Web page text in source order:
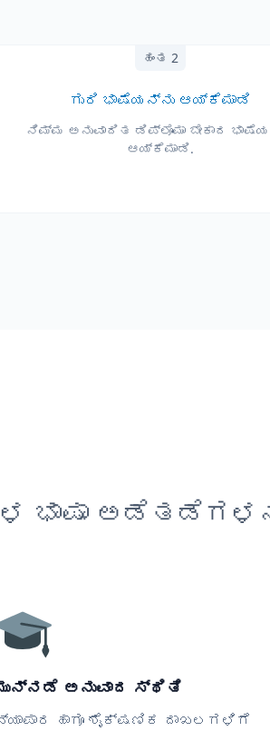
ಹಂತ 2
ಗುರಿ ಭಾಷೆಯನ್ನು ಆಯ್ಕೆಮಾಡಿ
ನಿಮ್ಮ ಅನುವಾದಿತ ಡಿಪ್ಲೊಮಾ ಬೇಕಾದ
ಆಯ್ಕೆಮಾಡಿ.
ಭಾಷಾ
ಅನುವಾದ ಸ್ಥಿತಿ
ಹಾಗೂ ಶೈಕ್ಷಣಿಕ ದಾಖಲಗಳಿಗೆ